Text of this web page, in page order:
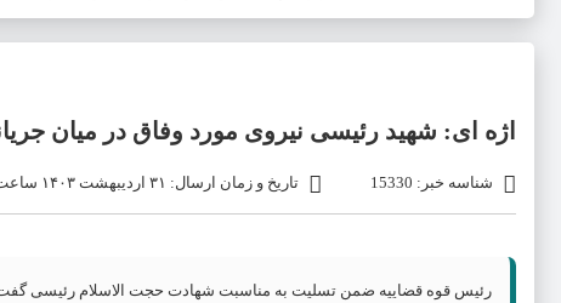
اژه ای: شهید رئیسی نیروی مورد وفاق در میان
شناسه خبر: 15330 تاریخ و زمان ارسال: ۳۱ اردیبهشت ۱۴۰۳ ساعت ۱۳:۰۷
رئیس قوه قضاییه ضمن تسلیت به مناسبت شهادت حجت الاسلام رئیسی گفت: